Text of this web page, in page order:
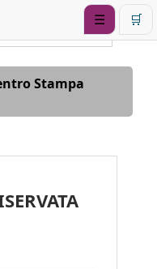
☰ 🛒
Stampa